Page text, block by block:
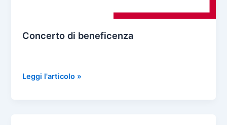
Concerto di beneficenza
Concerto
Leggi l'articolo »